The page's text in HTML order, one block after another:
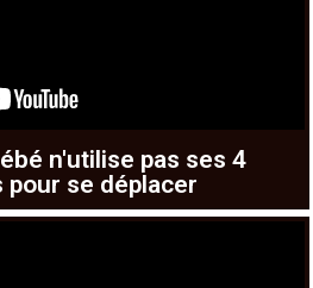
n'utilise pas ses 4
pour se déplacer